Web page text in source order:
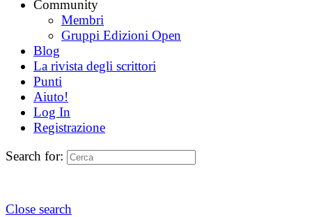
Community
Membri
Gruppi Edizioni Open
Blog
La rivista degli scrittori
Punti
Aiuto!
Log In
Registrazione
Search for:
Close search